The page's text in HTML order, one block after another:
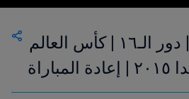
النرويج و إنجلترا | دور الـ١٦ | كأس العالم